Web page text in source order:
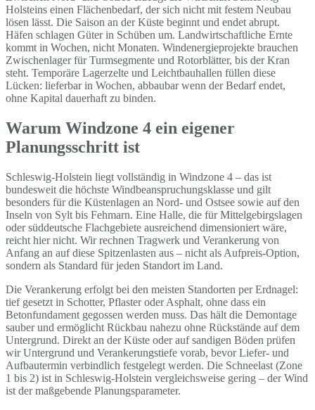
Holsteins einen Flächenbedarf, der sich nicht mit festem Neubau
lösen lässt. Die Saison an der Küste beginnt und endet abrupt.
Häfen schlagen Güter in Schüben um. Landwirtschaftliche Ernte
kommt in Wochen, nicht Monaten. Windenergieprojekte brauchen
Zwischenlager für Turmsegmente und Rotorblätter, bis der Kran
steht. Temporäre Lagerzelte und Leichtbauhallen füllen diese
Lücken: lieferbar in Wochen, abbaubar wenn der Bedarf endet,
ohne Kapital dauerhaft zu binden.
Warum Windzone 4 ein eigener
Planungsschritt ist
Schleswig-Holstein liegt vollständig in Windzone 4 – das ist
bundesweit die höchste Windbeanspruchungsklasse und gilt
besonders für die Küstenlagen an Nord- und Ostsee sowie auf den
Inseln von Sylt bis Fehmarn. Eine Halle, die für Mittelgebirgslagen
oder süddeutsche Flachgebiete ausreichend dimensioniert wäre,
reicht hier nicht. Wir rechnen Tragwerk und Verankerung von
Anfang an auf diese Spitzenlasten aus – nicht als Aufpreis-Option,
sondern als Standard für jeden Standort im Land.
Die Verankerung erfolgt bei den meisten Standorten per Erdnagel:
tief gesetzt in Schotter, Pflaster oder Asphalt, ohne dass ein
Betonfundament gegossen werden muss. Das hält die Demontage
sauber und ermöglicht Rückbau nahezu ohne Rückstände auf dem
Untergrund. Direkt an der Küste oder auf sandigen Böden prüfen
wir Untergrund und Verankerungstiefe vorab, bevor Liefer- und
Aufbautermin verbindlich festgelegt werden. Die Schneelast (Zone
1 bis 2) ist in Schleswig-Holstein vergleichsweise gering – der Wind
ist der maßgebende Planungsparameter.